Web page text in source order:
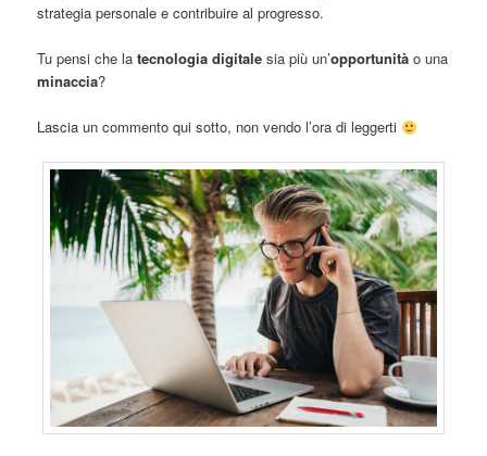
strategia personale e contribuire al progresso.
Tu pensi che latecnologia digitale sia più un’opportunitào una
minaccia?
Lascia un commento qui sotto, non vendo l’ora di leggerti